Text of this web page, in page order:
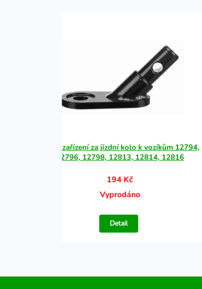
Tažné zařízení za jízdní kolo k vozíkům 12794,
12796, 12798, 12813, 12814, 12816
194 Kč
Vyprodáno
Detail